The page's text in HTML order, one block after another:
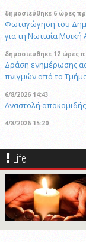
δημοσιεύθηκε 6 ώρες
Φωταγώγηση του
για τη Νωτιαία Μυική
δημοσιεύθηκε 12 ώρες
Δράση ενημέρωσης
πνιγμών από το
6/8/2026 14:43
Αναστολή
4/8/2026 15:20
δημοσιεύθηκε 6 ώρες
Πρόταση για
- Κινίου σε οδό
δημοσιεύθηκε 6 ώρες
Το Μικροβιολογικό
Life